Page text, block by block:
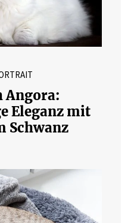
Angora:
Eleganz mit
Schwanz